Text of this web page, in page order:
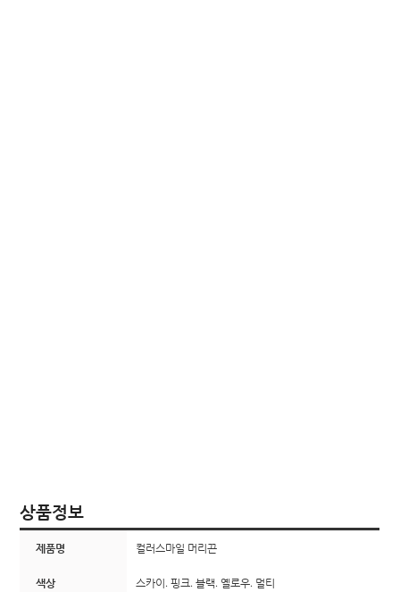
상품정보
제품명 컬러스마일 머리끈
색상 스카이. 핑크. 블랙. 옐로우. 멀티